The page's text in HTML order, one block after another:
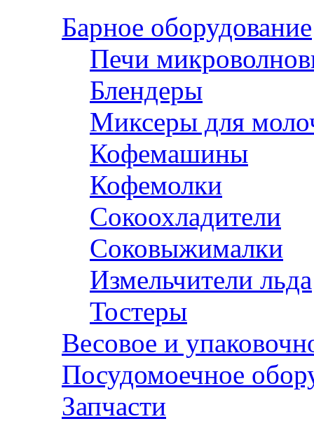
Барное оборудование
Печи
Блендеры
Миксеры для
Кофемашины
Кофемолки
Сокоохладители
Соковыжималки
Измельчители льда
Тостеры
Весовое и
Посудомоечное
Запчасти